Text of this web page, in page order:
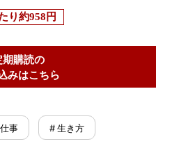
り約958円
期購読の
みはこちら
事 # 生き方